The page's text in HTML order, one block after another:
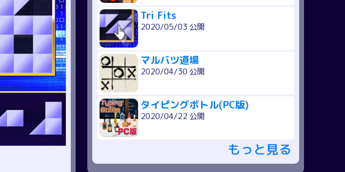
Tri Fits
2020/05/03 公開
マルバツ道場
2020/04/30 公開
タイピングボトル(PC版)
2020/04/22 公開
もっと見る